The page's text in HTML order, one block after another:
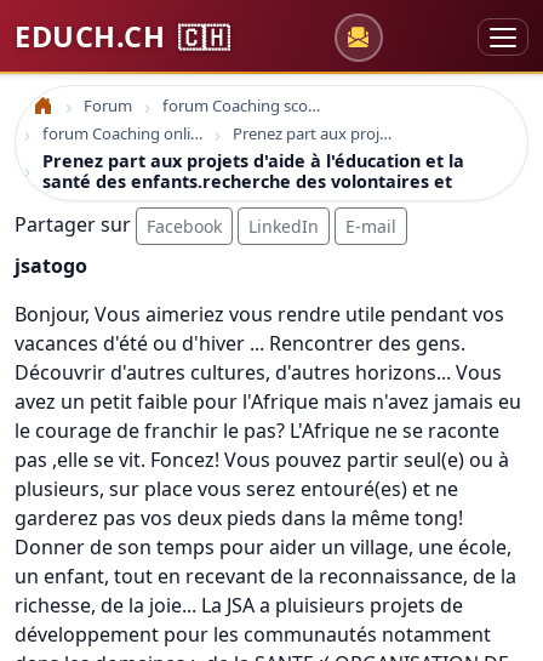
EDUCH.CH 🇨🇭
Accueil Forum
forum Coaching scolaire
forum Coaching online formation professionelle emploi education
Prenez part aux projets d'aide à l'éducation et la santé des enfants.recherche des volontaires et
Prenez part aux projets d'aide à l'éducation et la
santé des enfants.recherche des volontaires et
Partager sur Facebook LinkedIn E-mail
jsatogo
Bonjour, Vous aimeriez vous rendre utile pendant vos
vacances d'été ou d'hiver ... Rencontrer des gens.
Découvrir d'autres cultures, d'autres horizons... Vous
avez un petit faible pour l'Afrique mais n'avez jamais eu
le courage de franchir le pas? L'Afrique ne se raconte
pas ,elle se vit. Foncez! Vous pouvez partir seul(e) ou à
plusieurs, sur place vous serez entouré(es) et ne
garderez pas vos deux pieds dans la même tong!
Donner de son temps pour aider un village, une école,
un enfant, tout en recevant de la reconnaissance, de la
richesse, de la joie... La JSA a pluisieurs projets de
développement pour les communautés notamment